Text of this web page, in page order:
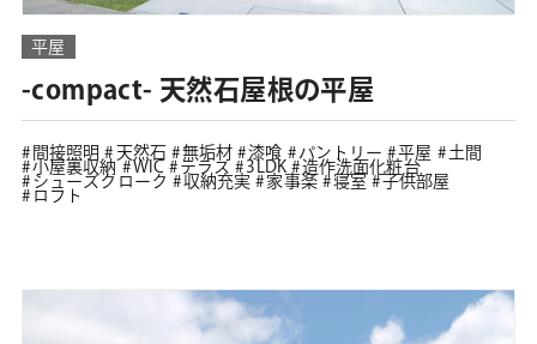
平屋
-compact- 天然石屋根の平屋
間接照明 天然石 無垢材 漆喰 パントリー 平屋
土間
小屋裏収納
WIC テラス 3LDK
造作洗面化粧台
シューズクローク
収納充実 家事楽 寝室
子供部屋
ロフト